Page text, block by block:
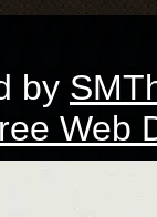
by
Web